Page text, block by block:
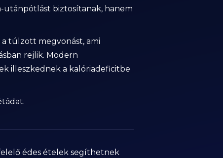
utánpótlást biztosítanak, hanem
túlzott megvonást, ami
rejlik. Modern
illeszkednek a kalóriadeficitbe
édes ételek segíthetnek